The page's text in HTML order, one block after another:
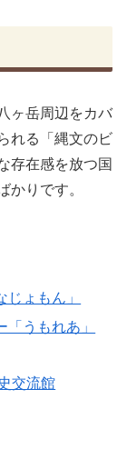
ヶ岳周辺をカバ
れる「縄文のビ
存在感を放つ国
かりです。
じょもん」
「うもれあ」
交流館